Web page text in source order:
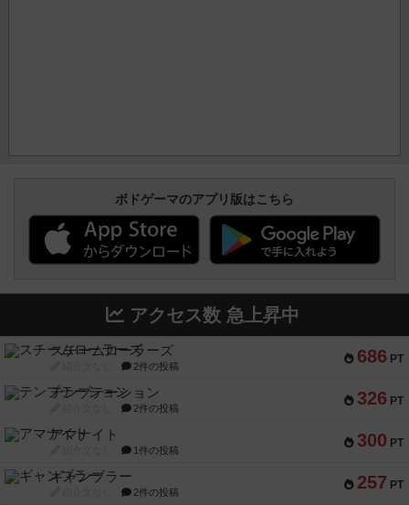
ボドゲーマのアプリ版はこちら
アクセス数 急上昇中
686 PT
スチームローラーズ
2件の投稿
326 PT
テンプテーション
2件の投稿
300 PT
アマナイト
1件の投稿
257 PT
ギャンブラー
2件の投稿